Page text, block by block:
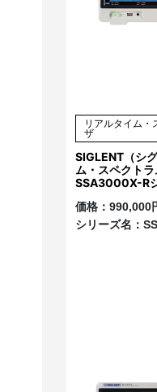
リアルタイム・
ザ
SIGLENT（シ
ム・スペクト
SSA3000X-R
価格： 990,000
シリーズ名：